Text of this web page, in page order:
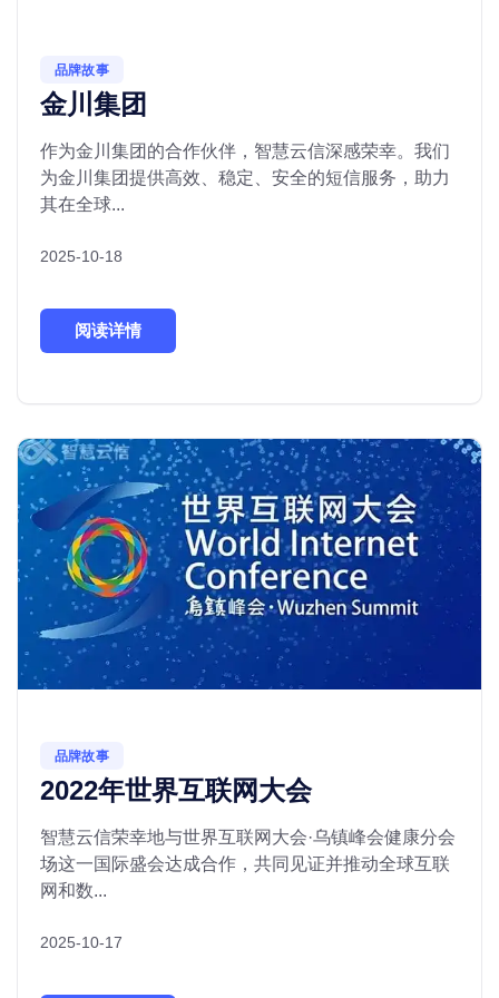
品牌故事
金川集团
作为金川集团的合作伙伴，智慧云信深感荣幸。我们
为金川集团提供高效、稳定、安全的短信服务，助力
其在全球...
2025-10-18
阅读详情
品牌故事
2022年世界互联网大会
智慧云信荣幸地与世界互联网大会·乌镇峰会健康分会
场这一国际盛会达成合作，共同见证并推动全球互联
网和数...
2025-10-17